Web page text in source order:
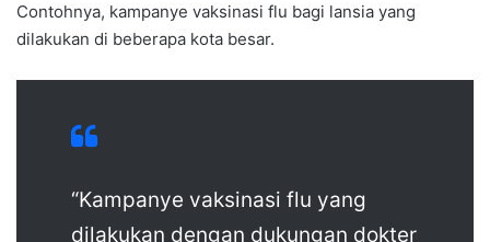
Contohnya, kampanye vaksinasi flu bagi lansia yang
dilakukan di beberapa kota besar.
“Kampanye vaksinasi flu yang
dilakukan dengan dukungan dokter